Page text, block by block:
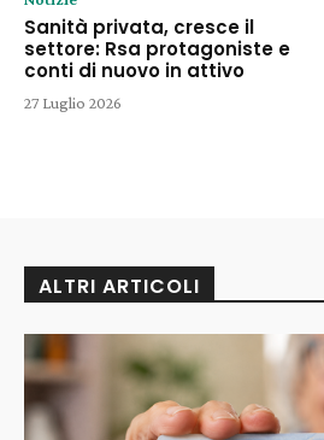
Sanità privata, cresce il
settore: Rsa protagoniste e
conti di nuovo in attivo
27 Luglio 2026
ALTRI ARTICOLI